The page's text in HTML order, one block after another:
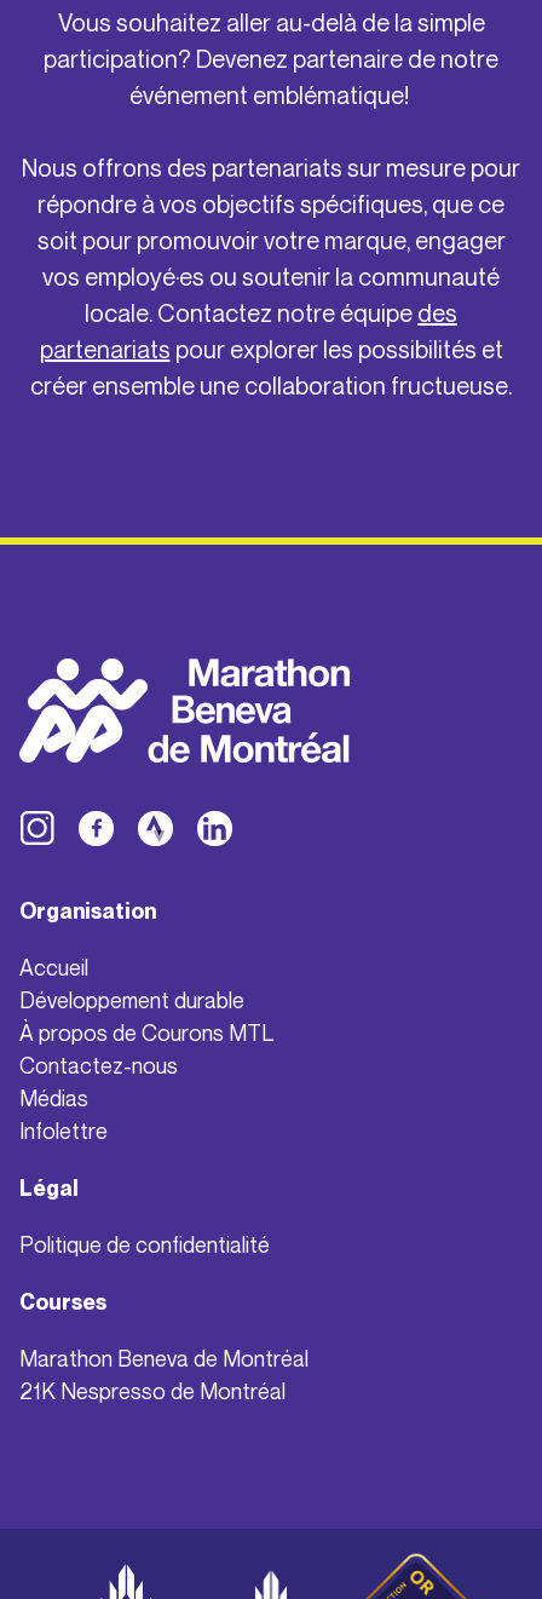
Vous souhaitez aller au-delà de la simple
participation? Devenez partenaire de notre
événement emblématique!
Nous offrons des partenariats sur mesure pour
répondre à vos objectifs spécifiques, que ce
soit pour promouvoir votre marque, engager
vos employé·es ou soutenir la communauté
locale. Contactez notre équipe des
partenariats pour explorer les possibilités et
créer ensemble une collaboration fructueuse.
Organisation
Accueil
Développement durable
À propos de Courons MTL
Contactez-nous
Médias
Infolettre
Légal
Politique de confidentialité
Courses
Marathon Beneva de Montréal
21K Nespresso de Montréal